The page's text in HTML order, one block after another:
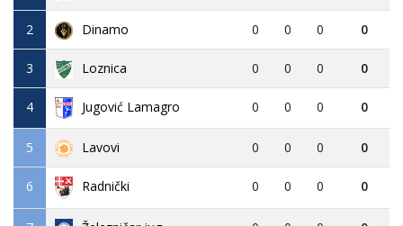
2 Dinamo 0 0 0 0
3 Loznica 0 0 0 0
4 Jugović Lamagro 0 0 0 0
5 Lavovi 0 0 0 0
6 Radnički 0 0 0 0